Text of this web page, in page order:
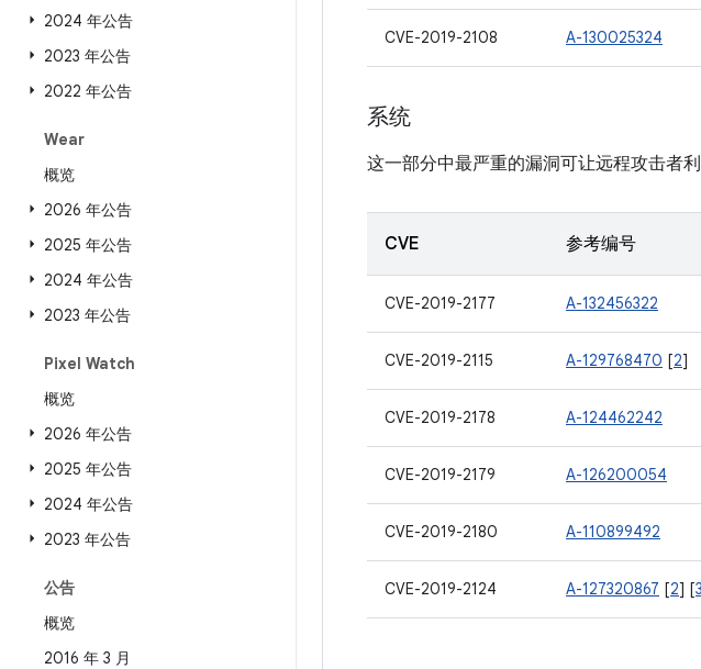
2024 年公告
2023 年公告
2022 年公告
Wear
概览
2026 年公告
2025 年公告
2024 年公告
2023 年公告
Pixel Watch
概览
2026 年公告
2025 年公告
2024 年公告
2023 年公告
公告
概览
2016 年 3 月
CVE-2019-2108 A-130025324
系统
这一部分中最严重的漏洞可让远程攻击者
CVE 参考编号
CVE-2019-2177 A-132456322
CVE-2019-2115 A-129768470 [2]
CVE-2019-2178 A-124462242
CVE-2019-2179 A-126200054
CVE-2019-2180 A-110899492
CVE-2019-2124 A-127320867 [2] [3